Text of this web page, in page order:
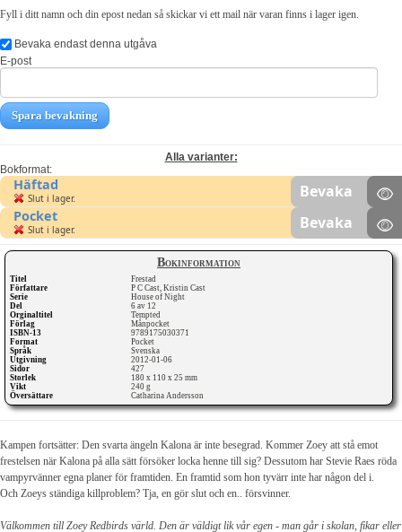
Bokinformation
Titel
Frestad
Författare
P C Cast, Kristin Cast
Serie
House of Night
Del
6 av 12
Orginaltitel
Tempted
Förlag
Månpocket
ISBN-13
9789175030371
Format
Pocket
Språk
Svenska
Utgivning
2012-01-06
Sidor
427
Storlek
180 x 110 x 25 mm
Vikt
240 g
Översättare
Catharina Andersson
Fyll i ditt namn och din epost nedan så skickar vi ett mail när varan finns i lager igen.
Bevaka endast denna utgåva
E-post
Spara bevakning
Alla varianter:
Bokformat:
Häftad
Slut i lager. Bevaka
Pocket
Slut i lager. Bevaka
Kampen fortsätter: Den svarta ängeln Kalona är inte besegrad. Kommer Zoey att stå emot
frestelsen när Kalona på alla sätt försöker locka henne till sig? Dessutom har Stevie Raes röda
vampyrvänner egna planer för framtiden. En framtid som hon tyvärr inte har någon del i.
Och Zoeys ständiga killproblem? Tja, en gör slut och en.. försvinner.
Välkommen till Zoey Redbirds värld. Den är väldigt lik vår egen - man går i skolan, fikar eller